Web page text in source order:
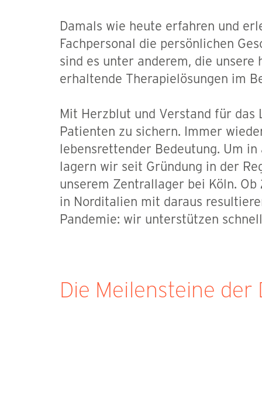
Damals wie heute erfahren und
Fachpersonal die persönlichen
sind es unter anderem, die
erhaltende Therapielösungen im
Mit Herzblut und Verstand für das
Patienten zu sichern. Immer
lebensrettender Bedeutung. Um
lagern wir seit Gründung in der
unserem Zentrallager bei Köln. Ob
in Norditalien mit daraus
Pandemie: wir unterstützen
Die Meilensteine der